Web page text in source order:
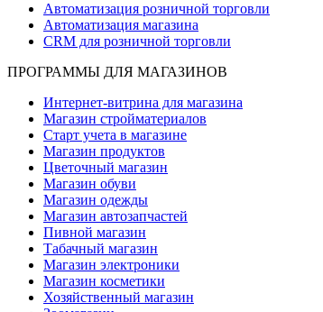
Автоматизация розничной торговли
Автоматизация магазина
CRM для розничной торговли
ПРОГРАММЫ ДЛЯ МАГАЗИНОВ
Интернет-витрина для магазина
Магазин стройматериалов
Старт учета в магазине
Магазин продуктов
Цветочный магазин
Магазин обуви
Магазин одежды
Магазин автозапчастей
Пивной магазин
Табачный магазин
Магазин электроники
Магазин косметики
Хозяйственный магазин